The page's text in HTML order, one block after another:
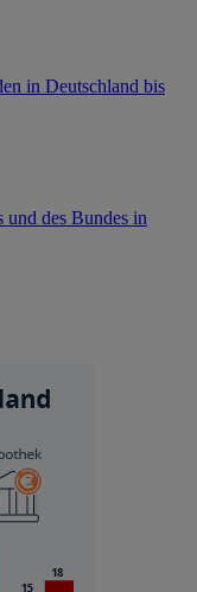
in Deutschland bis
und des Bundes in